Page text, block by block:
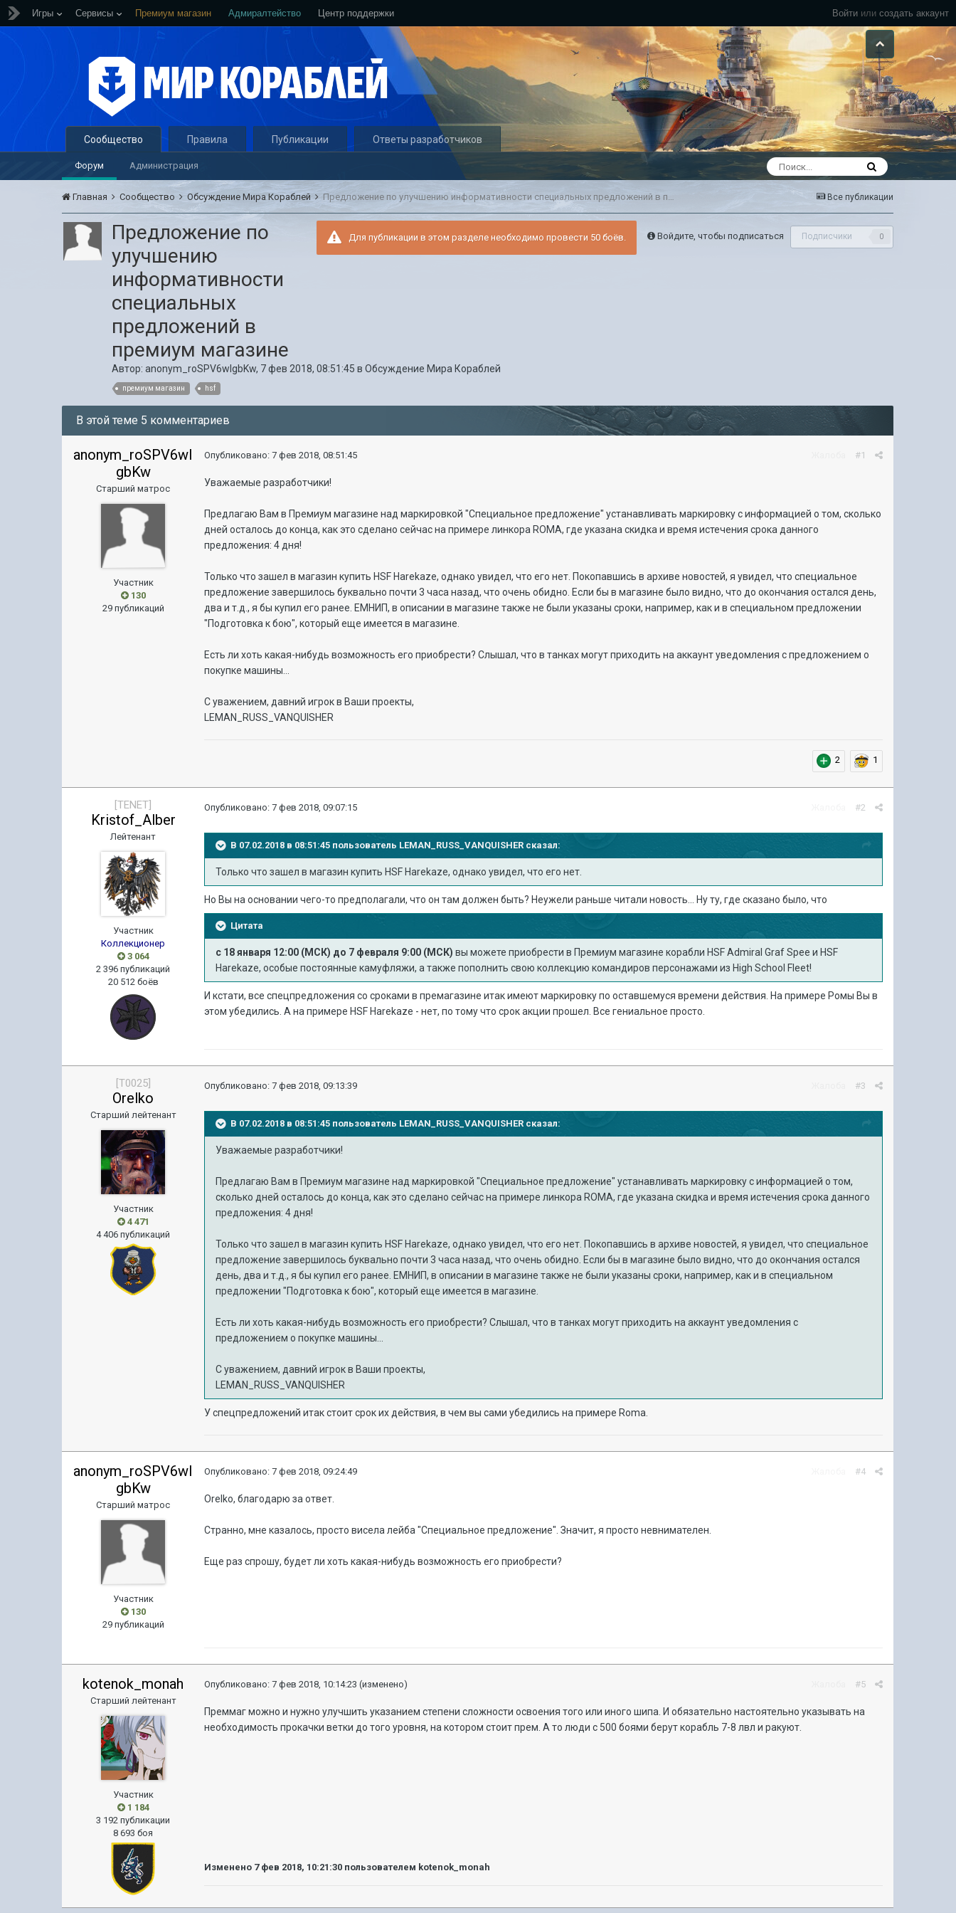
Войти или создать аккаунт
Игры Сервисы Премиум магазин Адмиралтейство Центр поддержки
Сообщество
Форум Администрация
Правила Публикации Ответы разработчиков
Все публикации
Главная Сообщество Обсуждение Мира Кораблей Предложение по улучшению информативности специальных предложений в премиум магазине
Войдите, чтобы подписаться Подписчики 0
Для публикации в этом разделе необходимо провести 50 боёв.
Предложение по
улучшению
информативности
специальных
предложений в
премиум магазине
Автор:anonym_roSPV6wIgbKw, 7 фев 2018, 08:51:45 вОбсуждение Мира Кораблей
премиум магазин hsf
В этой теме 5 комментариев
anonym_roSPV6wI
gbKw
Старший матрос
Участник
130
29 публикаций
#1
Опубликовано:7 фев 2018, 08:51:45
Уважаемые разработчики!
Предлагаю Вам в Премиум магазине над маркировкой "Специальное предложение" устанавливать маркировку с информацией о том, сколько
дней осталось до конца, как это сделано сейчас на примере линкора ROMA, где указана скидка и время истечения срока данного
предложения: 4 дня!
Только что зашел в магазин купить HSF Harekaze, однако увидел, что его нет. Покопавшись в архиве новостей, я увидел, что специальное
предложение завершилось буквально почти 3 часа назад, что очень обидно. Если бы в магазине было видно, что до окончания остался день,
два и т.д., я бы купил его ранее. ЕМНИП, в описании в магазине также не были указаны сроки, например, как и в специальном предложении
"Подготовка к бою", который еще имеется в магазине.
Есть ли хоть какая-нибудь возможность его приобрести? Слышал, что в танках могут приходить на аккаунт уведомления с предложением о
покупке машины...
С уважением, давний игрок в Ваши проекты,
LEMAN_RUSS_VANQUISHER
2 1
[TENET]
Kristof_Alber
Лейтенант
Участник
Коллекционер
3 064
2 396 публикаций
20 512 боёв
#2
Опубликовано:7 фев 2018, 09:07:15
В 07.02.2018 в 08:51:45 пользователь LEMAN_RUSS_VANQUISHER сказал:
Только что зашел в магазин купить HSF Harekaze, однако увидел, что его нет.
Но Вы на основании чего-то предполагали, что он там должен быть? Неужели раньше читали новость... Ну ту, где сказано было, что
Цитата
с 18 января 12:00 (МСК) до 7 февраля 9:00 (МСК)вы можете приобрести в Премиум магазине корабли HSF Admiral Graf Spee и HSF
Harekaze, особые постоянные камуфляжи, а также пополнить свою коллекцию командиров персонажами из High School Fleet!
И кстати, все спецпредложения со сроками в премагазине итак имеют маркировку по оставшемуся времени действия. На примере Ромы Вы в
этом убедились. А на примере HSF Harekaze - нет, по тому что срок акции прошел. Все гениальное просто.
[T0025]
Orelko
Старший лейтенант
Участник
4 471
4 406 публикаций
#3
Опубликовано:7 фев 2018, 09:13:39
В 07.02.2018 в 08:51:45 пользователь LEMAN_RUSS_VANQUISHER сказал:
Уважаемые разработчики!
Предлагаю Вам в Премиум магазине над маркировкой "Специальное предложение" устанавливать маркировку с информацией о том,
сколько дней осталось до конца, как это сделано сейчас на примере линкора ROMA, где указана скидка и время истечения срока данного
предложения: 4 дня!
Только что зашел в магазин купить HSF Harekaze, однако увидел, что его нет. Покопавшись в архиве новостей, я увидел, что специальное
предложение завершилось буквально почти 3 часа назад, что очень обидно. Если бы в магазине было видно, что до окончания остался
день, два и т.д., я бы купил его ранее. ЕМНИП, в описании в магазине также не были указаны сроки, например, как и в специальном
предложении "Подготовка к бою", который еще имеется в магазине.
Есть ли хоть какая-нибудь возможность его приобрести? Слышал, что в танках могут приходить на аккаунт уведомления с
предложением о покупке машины...
С уважением, давний игрок в Ваши проекты,
LEMAN_RUSS_VANQUISHER
У спецпредложений итак стоит срок их действия, в чем вы сами убедились на примере Roma.
anonym_roSPV6wI
gbKw
Старший матрос
Участник
130
29 публикаций
#4
Опубликовано:7 фев 2018, 09:24:49
Orelko, благодарю за ответ.
Странно, мне казалось, просто висела лейба "Специальное предложение". Значит, я просто невнимателен.
Еще раз спрошу, будетли хоть какая-нибудь возможность его приобрести?
kotenok_monah
Старший лейтенант
Участник
1 184
3 192 публикации
8 693 боя
#5
Опубликовано:7 фев 2018, 10:14:23 (изменено)
Преммаг можно и нужно улучшить указанием степени сложности освоения того или иного шипа. И обязательно настоятельно указывать на
необходимость прокачки ветки до того уровня, на котором стоит прем. А то люди с 500 боями берут корабль 7-8 лвл и ракуют.
Изменено 7 фев 2018, 10:21:30 пользователем kotenok_monah